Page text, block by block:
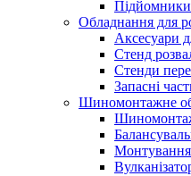
Підйомники
Обладнання для
Аксесуари
Стенд
Стенди
Запасні
Шиномонтажне
Монтування